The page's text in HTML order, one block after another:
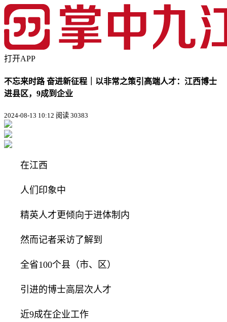
打开APP
不忘来时路 奋进新征程｜以非常之策引高端人才：江西博士
进县区，9成到企业
2024-08-13 10:12 阅读 30383
在江西
人们印象中
精英人才更倾向于进体制内
然而记者采访了解到
全省100个县（市、区）
引进的博士高层次人才
近9成在企业工作